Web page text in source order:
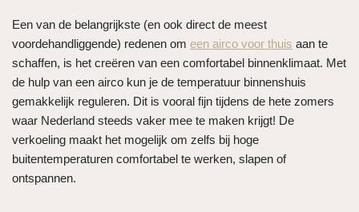
Een van de belangrijkste (en ook direct de meest
voordehandliggende) redenen om een airco voor thuis aan te
schaffen, is het creëren van een comfortabel binnenklimaat. Met
de hulp van een airco kun je de temperatuur binnenshuis
gemakkelijk reguleren. Dit is vooral fijn tijdens de hete zomers
waar Nederland steeds vaker mee te maken krijgt! De
verkoeling maakt het mogelijk om zelfs bij hoge
buitentemperaturen comfortabel te werken, slapen of
ontspannen.